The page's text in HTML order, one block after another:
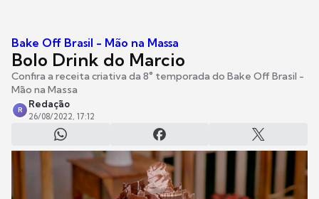
Bake Off Brasil - Mão na Massa
Bolo Drink do Marcio
Confira a receita criativa da 8° temporada do Bake Off Brasil -
Mão na Massa
R
Redação
26/08/2022, 17:12